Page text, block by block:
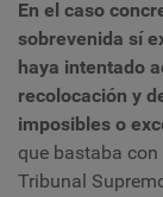
En el caso
sobrevenida sí
haya intentado
recolocación y
imposibles o
que bastaba con
Tribunal